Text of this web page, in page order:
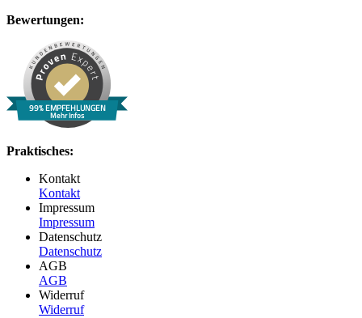
Bewertungen:
99% EMPFEHLUNGEN
Mehr Infos
Praktisches:
Kontakt
Kontakt
Impressum
Impressum
Datenschutz
Datenschutz
AGB
AGB
Widerruf
Widerruf